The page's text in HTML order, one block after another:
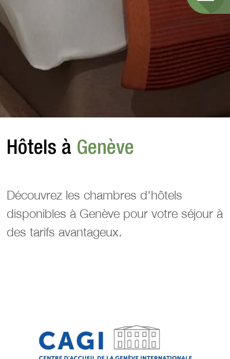
Hôtels à Genève
Découvrez les chambres d'hôtels
disponibles à Genève pour votre séjour à
des tarifs avantageux.